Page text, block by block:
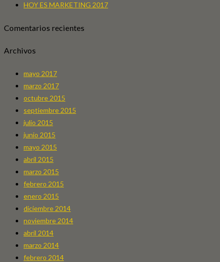
HOY ES MARKETING 2017
Comentarios recientes
Archivos
mayo 2017
marzo 2017
octubre 2015
septiembre 2015
julio 2015
junio 2015
mayo 2015
abril 2015
marzo 2015
febrero 2015
enero 2015
diciembre 2014
noviembre 2014
abril 2014
marzo 2014
febrero 2014